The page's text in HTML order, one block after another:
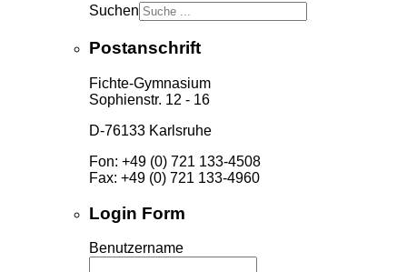
Suchen
Postanschrift
Fichte-Gymnasium
Sophienstr. 12 - 16
D-76133 Karlsruhe
Fon: +49 (0) 721 133-4508
Fax: +49 (0) 721 133-4960
Login Form
Benutzername